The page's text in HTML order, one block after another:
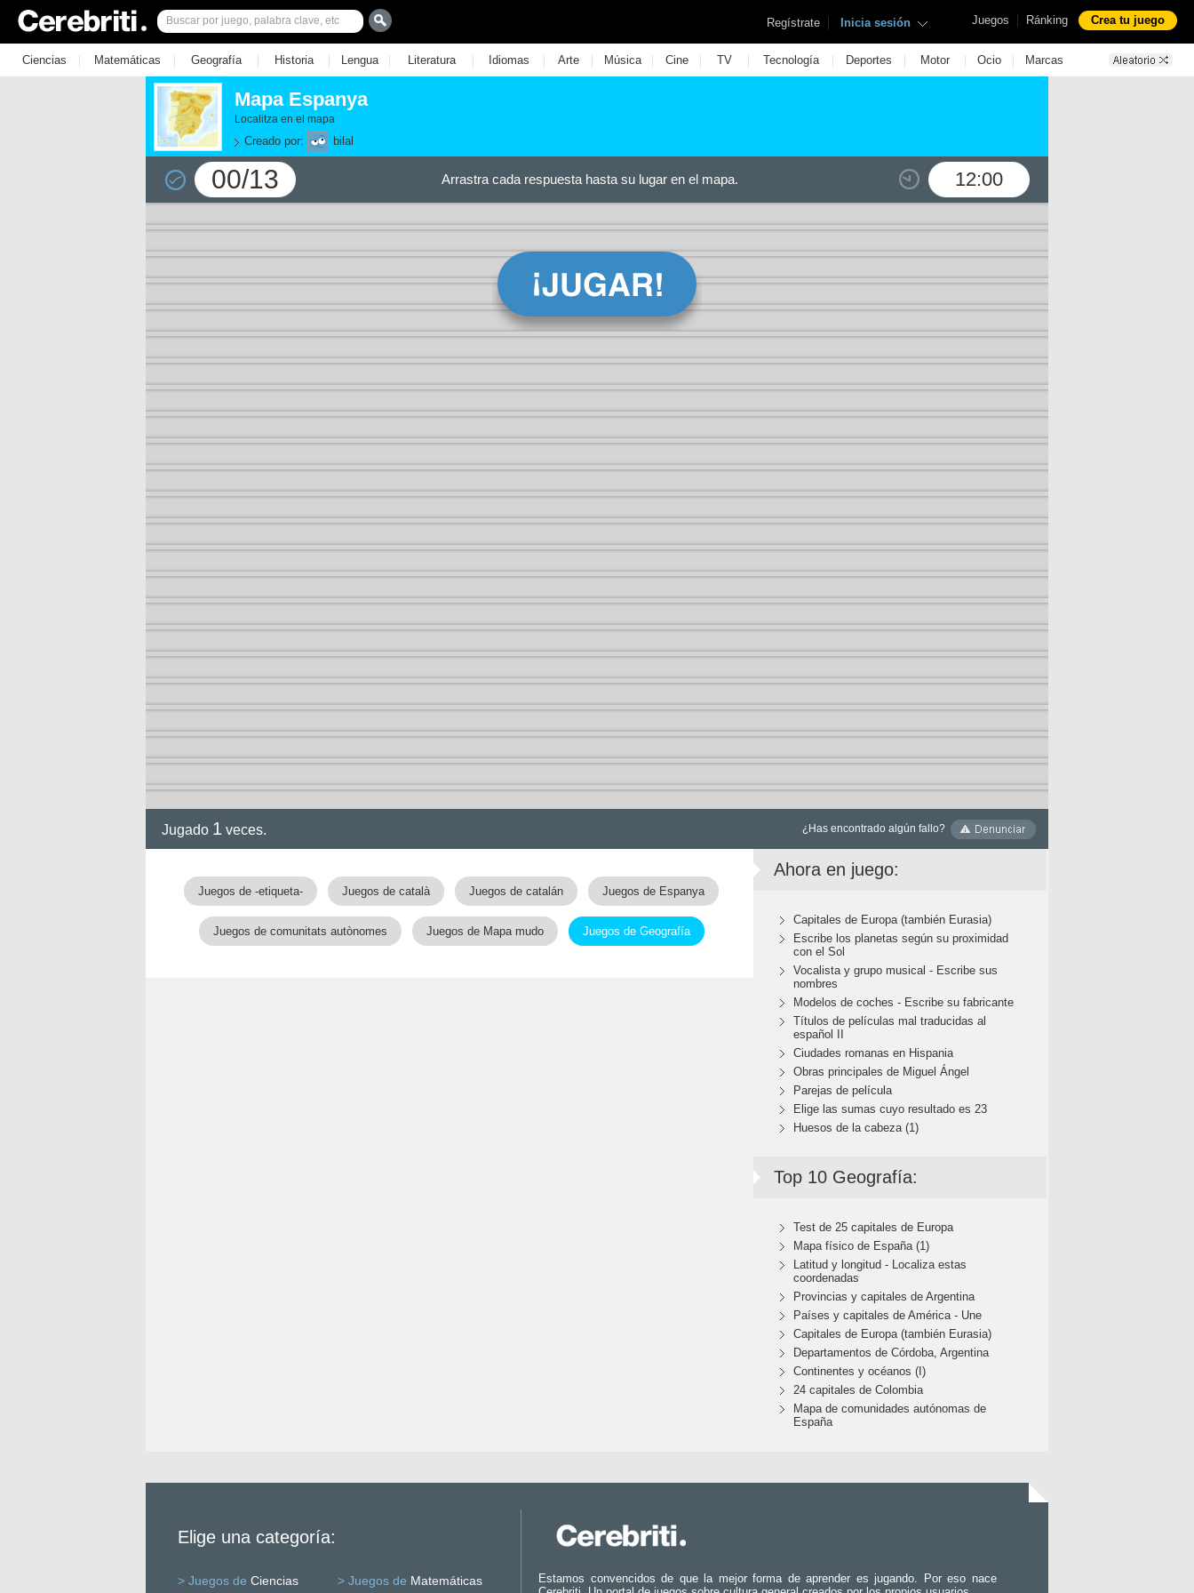
Juegos | Ránking Crea tu juego
Regístrate | Inicia sesión
Ciencias | Matemáticas | Geografía | Historia | Lengua | Literatura | Idiomas | Arte | Música | Cine | TV | Tecnología | Deportes | Motor | Ocio | Marcas
Mapa Espanya
Localitza en el mapa
Creado por: bilal
00/13 12:00
Arrastra cada respuesta hasta su lugar en el mapa.
Jugado 1 veces. ¿Has encontrado algún fallo?
Juegos de -etiqueta- Juegos de català Juegos de catalán Juegos de Espanya
Juegos de comunitats autònomes Juegos de Mapa mudo Juegos de Geografía
Ahora en juego:
Capitales de Europa (también Eurasia)
Escribe los planetas según su proximidad
con el Sol
Vocalista y grupo musical - Escribe sus
nombres
Modelos de coches - Escribe su fabricante
Títulos de películas mal traducidas al
español II
Ciudades romanas en Hispania
Obras principales de Miguel Ángel
Parejas de película
Elige las sumas cuyo resultado es 23
Huesos de la cabeza (1)
Top 10 Geografía:
Test de 25 capitales de Europa
Mapa físico de España (1)
Latitud y longitud - Localiza estas
coordenadas
Provincias y capitales de Argentina
Países y capitales de América - Une
Capitales de Europa (también Eurasia)
Departamentos de Córdoba, Argentina
Continentes y océanos (I)
24 capitales de Colombia
Mapa de comunidades autónomas de
España
Elige una categoría:
> Juegos de Ciencias > Juegos de Matemáticas
Estamos convencidos de que la mejor forma de aprender es jugando. Por eso nace